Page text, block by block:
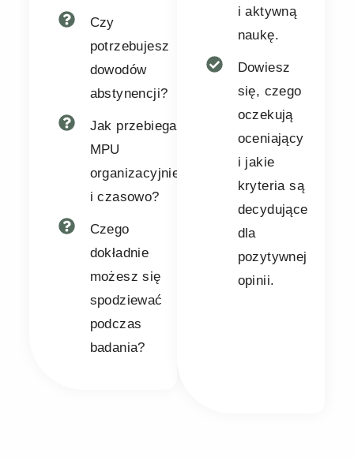
Czy
potrzebujesz
dowodów
abstynencji?
Jak przebiega
MPU
organizacyjnie
i czasowo?
Czego
dokładnie
możesz się
spodziewać
podczas
badania?
i aktywną
naukę.
Dowiesz
się, czego
oczekują
oceniający
i jakie
kryteria są
decydujące
dla
pozytywnej
opinii.